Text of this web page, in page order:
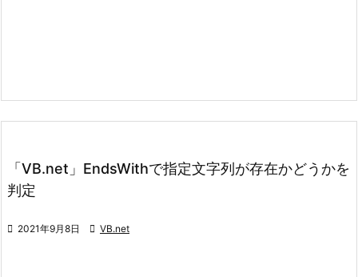
「VB.net」EndsWithで指定文字列が存在かどうかを
判定
 2021年9月8日  VB.net